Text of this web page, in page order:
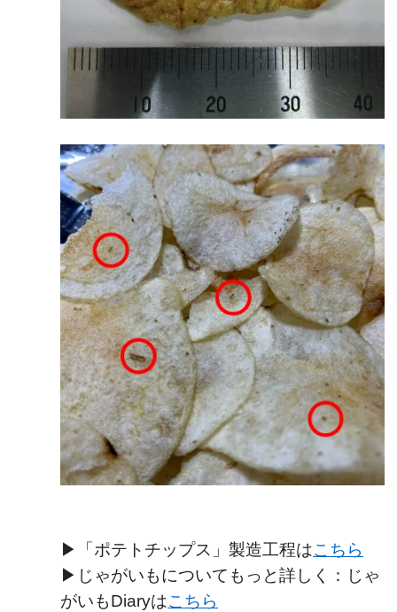
▶「ポテトチップス」製造工程はこちら
▶じゃがいもについてもっと詳しく：じゃ
がいもDiaryはこちら